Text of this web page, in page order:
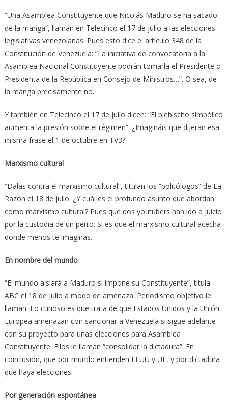
“Una Asamblea Constituyente que Nicolás Maduro se ha sacado
de la manga”, llaman en Telecinco el 17 de julio a las elecciones
legislativas venezolanas. Pues esto dice el artículo 348 de la
Constitución de Venezuela: “La iniciativa de convocatoria a la
Asamblea Nacional Constituyente podrán tomarla el Presidente o
Presidenta de la República en Consejo de Ministros…”. O sea, de
la manga precisamente no.
Y también en Telecinco el 17 de julio dicen: “El plebiscito simbólico
aumenta la presión sobre el régimen”. ¿Imagináis que dijeran esa
misma frase el 1 de octubre en TV3?
Marxismo cultural
“Dalas contra el marxismo cultural”, titulan los “politólogos” de La
Razón el 18 de julio. ¿Y cuál es el profundo asunto que abordan
como marxismo cultural? Pues que dos youtubers han ido a juicio
por la custodia de un perro. Si es que el marxismo cultural acecha
donde menos te imaginas.
En nombre del mundo
“El mundo aislará a Maduro si impone su Constituyente”, titula
ABC el 18 de julio a modo de amenaza. Periodismo objetivo le
llaman. Lo curioso es que trata de que Estados Unidos y la Unión
Europea amenazan con sancionar a Venezuela si sigue adelante
con su proyecto para unas elecciones para Asamblea
Constituyente. Ellos le llaman “consolidar la dictadura”. En
conclusión, que por mundo entienden EEUU y UE, y por dictadura
que haya elecciones…
Por generación espontánea